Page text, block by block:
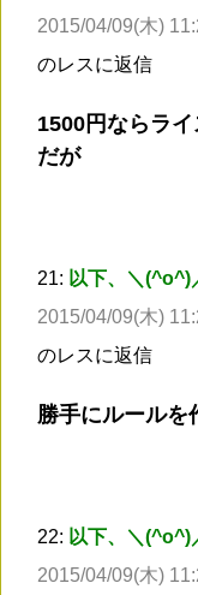
2015/04/09(木)
のレスに返信
1500円ならラ
だが
21: 以下、＼(^o^)
2015/04/09(木)
のレスに返信
勝手にルールを
22: 以下、＼(^o^)
2015/04/09(木)